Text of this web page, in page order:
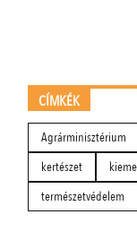
CÍMKÉK
Agrárminisztérium
kertészet
természetvédelem